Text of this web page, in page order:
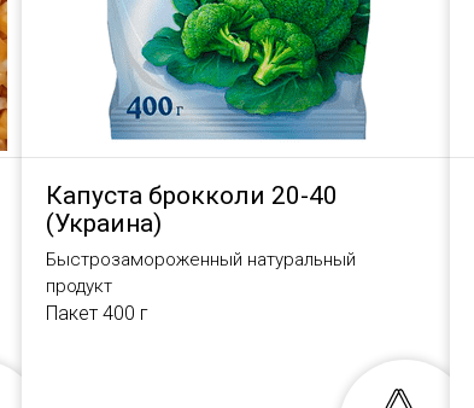
Капуста брокколи 20-40
(Украина)
Быстрозамороженный натуральный
продукт
Пакет 400 г